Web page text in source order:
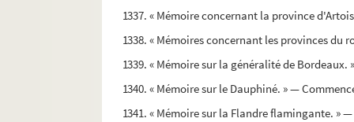
1337. « Mémoire concernant la province
1338. « Mémoires concernant les provinces du
1339. « Mémoire sur la généralité de
1340. « Mémoire sur le Dauphiné. » —
1341. « Mémoire sur la Flandre flamingante. »